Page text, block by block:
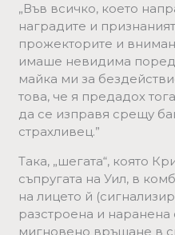
„Във всичко, което
наградите и
прожекторите и
имаше невидима
майка ми за
това, че я предадох
да се изправя срещу
страхливец.”
Така, „шегата“, която
съпругата на Уил, в
на лицето й
разстроена и наранена
мигновено връщане в